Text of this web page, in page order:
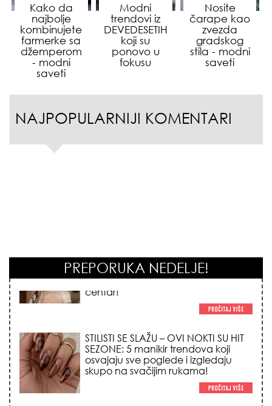
Kako da
najbolje
kombinujete
farmerke sa
džemperom
- modni
saveti
Modni
trendovi iz
DEVEDESETIH
koji su
ponovo u
fokusu
Nosite
čarape kao
zvezda
gradskog
stila - modni
saveti
NAJPOPULARNIJI KOMENTARI
PREPORUKA NEDELJE!
STILISTI SE SLAŽU – OVI NOKTI SU HIT
SEZONE: 5 manikir trendova koji
skupo na svačijim rukama!
REDAK ASTRO FENOMEN POČINJE
7. AVGUSTA: Veliki Vazdušni Trigon